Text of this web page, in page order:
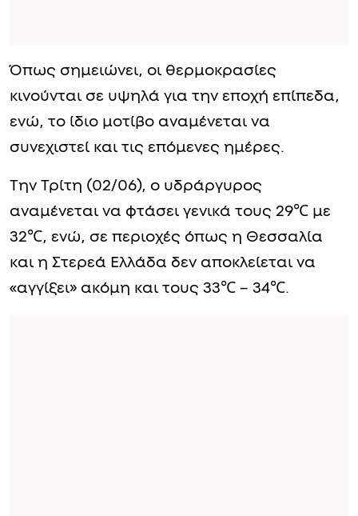
Όπως σημειώνει, οι θερμοκρασίες
κινούνται σε υψηλά για την εποχή επίπεδα,
ενώ, το ίδιο μοτίβο αναμένεται να
συνεχιστεί και τις επόμενες ημέρες.
Την Τρίτη (02/06), ο υδράργυρος
αναμένεται να φτάσει γενικά τους 29℃ με
32℃, ενώ, σε περιοχές όπως η Θεσσαλία
και η Στερεά Ελλάδα δεν αποκλείεται να
«αγγίξει» ακόμη και τους 33℃ – 34℃.